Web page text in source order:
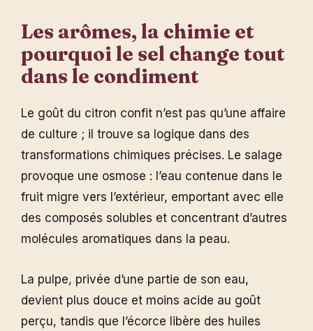
Les arômes, la chimie et
pourquoi le sel change tout
dans le condiment
Le goût du citron confit n’est pas qu’une affaire
de culture ; il trouve sa logique dans des
transformations chimiques précises. Le salage
provoque une osmose : l’eau contenue dans le
fruit migre vers l’extérieur, emportant avec elle
des composés solubles et concentrant d’autres
molécules aromatiques dans la peau.
La pulpe, privée d’une partie de son eau,
devient plus douce et moins acide au goût
perçu, tandis que l’écorce libère des huiles